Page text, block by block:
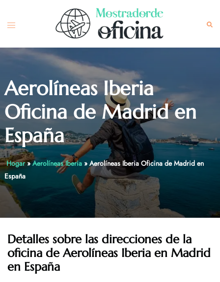
content
Toggle
Aerolíneas Iberia
Oficina de Madrid en
España
Hogar»Aerolíneas Iberia» Aerolíneas Iberia Oficina de Madrid en
España
Detalles sobre las direcciones de la
oficina de Aerolíneas Iberia en Madrid
en España